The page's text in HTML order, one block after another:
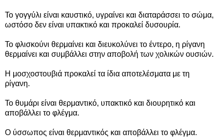
Το γογγύλι είναι καυστικό, υγραίνει και διαταράσσει το σώμα,
ωστόσο δεν είναι υπακτικό και προκαλεί δυσουρία.
Το φλισκούνι θερμαίνει και διευκολύνει το έντερο, η ρίγανη
θερμαίνει και συμβάλλει στην αποβολή των χολικών ουσιών.
Η μοσχοστουβιά προκαλεί τα ίδια αποτελέσματα με τη
ρίγανη.
Το θυμάρι είναι θερμαντικό, υπακτικό και διουρητικό και
αποβάλλει το φλέγμα.
Ο ύσσωπος είναι θερμαντικός και αποβάλλει το φλέγμα.